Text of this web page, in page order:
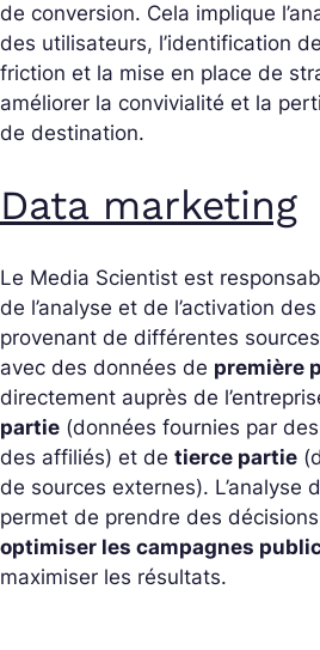
de conversion. Cela implique
des utilisateurs, l’identification
friction et la mise en place de
améliorer la convivialité et la
de destination.
Data marketing
Le Media Scientist est
de l’analyse et de l’activation
provenant de différentes
avec des données de première
directement auprès de
partie (données fournies par
des affiliés) et de tierce partie
de sources externes). L’analyse
permet de prendre des
optimiser les campagnes
maximiser les résultats.